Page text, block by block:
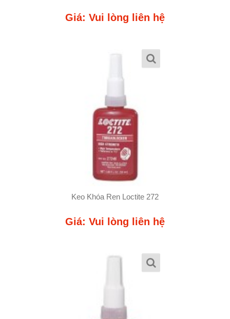
Giá: Vui lòng liên hệ
Keo Khóa Ren Loctite 272
Giá: Vui lòng liên hệ